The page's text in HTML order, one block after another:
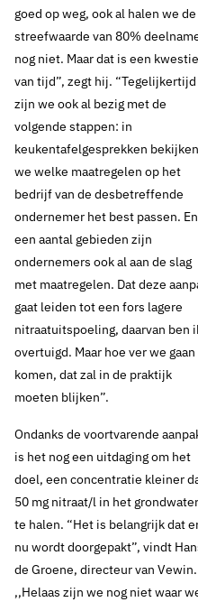
19 juli 2019 Nieuws
goed op weg, ook al halen we de
streefwaarde van 80%
nog niet. Maar dat is een kwestie
van tijd”, zegt hij. “Tegelijkertijd
zijn we ook al bezig met de
volgende stappen: in
keukentafelgesprekken bekijken
we welke maatregelen op het
bedrijf van de desbetreffende
ondernemer het best passen.
een aantal gebieden zijn
ondernemers ook al aan de slag
met maatregelen. Dat deze
gaat leiden tot een fors lagere
nitraatuitspoeling, daarvan ben
overtuigd. Maar hoe ver we gaan
komen, dat zal in de praktijk
moeten blijken”.
Ondanks de voortvarende
is het nog een uitdaging om het
doel, een concentratie kleiner
50 mg nitraat/l in het
te halen. “Het is belangrijk dat
nu wordt doorgepakt”, vindt
de Groene, directeur van Vewin.
,,Helaas zijn we nog niet waar